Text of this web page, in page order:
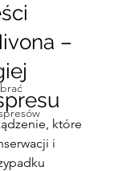
–
które
i